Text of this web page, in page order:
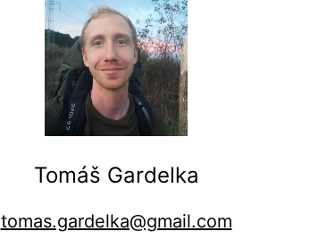
Tomáš Gardelka
tomas.gardelka@gmail.com